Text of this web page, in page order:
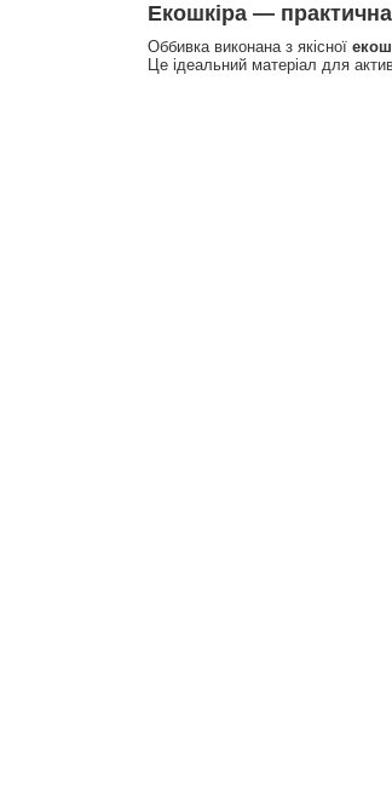
Екошкіра —
Оббивка виконана з якісної
Це ідеальний матеріал для